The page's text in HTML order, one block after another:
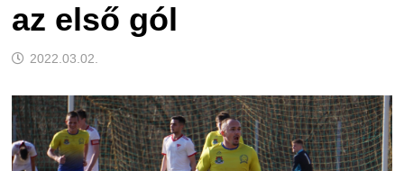
az első gól
2022.03.02.